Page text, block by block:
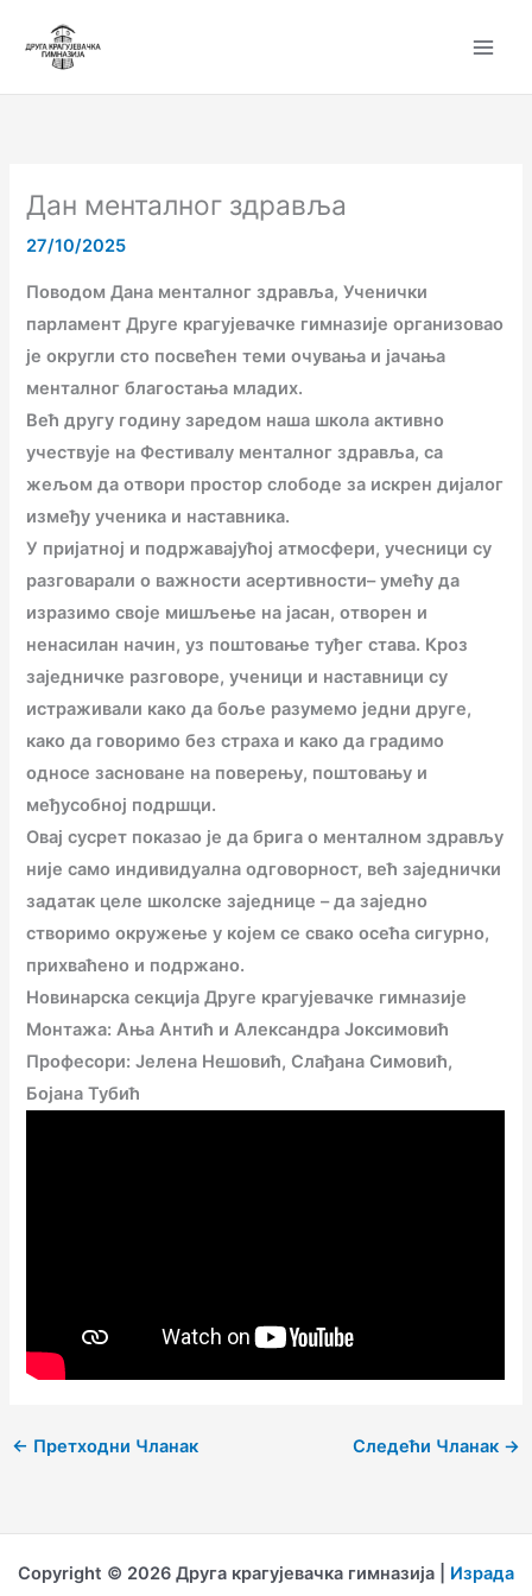
Дан менталног здравља
27/10/2025
Поводом Дана менталног здравља, Учeнички
парламент Друге крагујевачке гимназије организовао
је округли сто посвећен теми очувања и јачања
менталног благостања младих.
Већ другу годину заредом наша школа активно
учествује на Фестивалу менталног здравља, са
жељом да отвори простор слободе за искрен дијалог
између ученика и наставника.
У пријатној и подржавајућој атмосфери, учесници су
разговарали о важности асертивности– умећу да
изразимо своје мишљење на јасан, отворен и
ненасилан начин, уз поштовање туђег става. Кроз
заједничке разговоре, ученици и наставници су
истраживали како да боље разумемо једни друге,
како да говоримо без страха и како да градимо
односе засноване на поверењу, поштовању и
међусобној подршци.
Овај сусрет показао је да брига о менталном здрављу
није само индивидуална одговорност, већ заједнички
задатак целе школске заједнице – да заједно
створимо окружење у којем се свако осећа сигурно,
прихваћено и подржано.
Новинарска секција Друге крагујевачке гимназије
Монтажа: Ања Антић и Александра Јоксимовић
Професори: Јелена Нешовић, Слађана Симовић,
Бојана Тубић
← Претходни Чланак Следећи Чланак →
Copyright © 2026 Друга крагујевачка гимназија | Израда